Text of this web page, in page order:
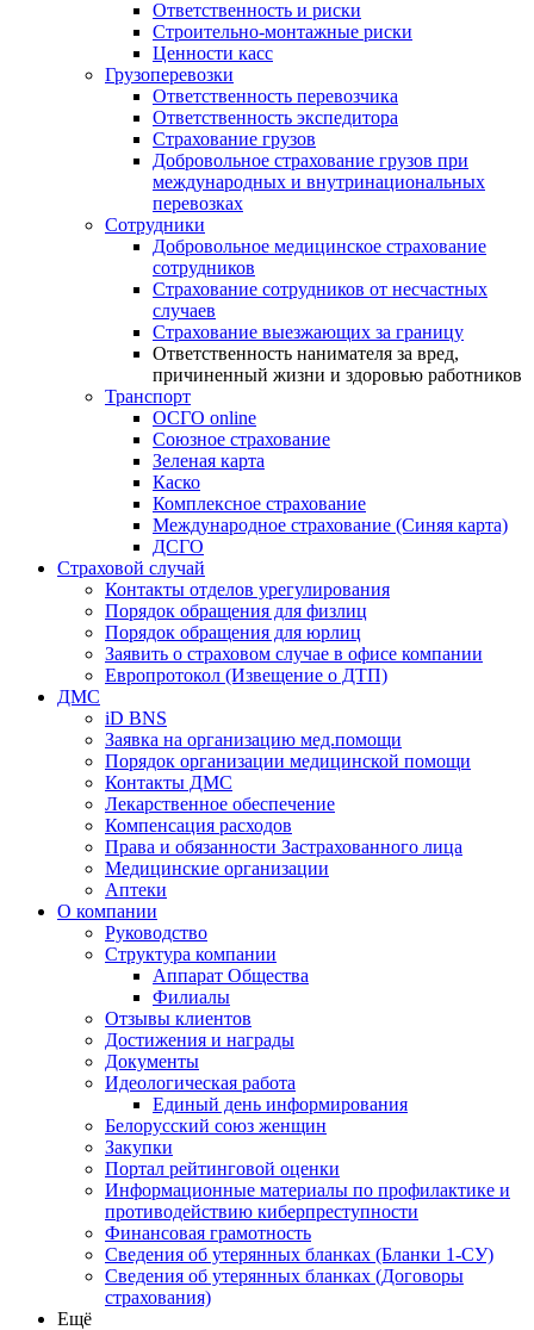
Ответственность и риски
Строительно-монтажные риски
Ценности касс
Грузоперевозки
Ответственность перевозчика
Ответственность экспедитора
Страхование грузов
Добровольное страхование грузов при
международных и внутринациональных
перевозках
Сотрудники
Добровольное медицинское страхование
сотрудников
Страхование сотрудников от несчастных
случаев
Страхование выезжающих за границу
Ответственность нанимателя за вред,
причиненный жизни и здоровью работников
Транспорт
ОСГО online
Союзное страхование
Зеленая карта
Каско
Комплексное страхование
Международное страхование (Синяя карта)
ДСГО
Страховой случай
Контакты отделов урегулирования
Порядок обращения для физлиц
Порядок обращения для юрлиц
Заявить о страховом случае в офисе компании
Европротокол (Извещение о ДТП)
ДМС
iD BNS
Заявка на организацию мед.помощи
Порядок организации медицинской помощи
Контакты ДМС
Лекарственное обеспечение
Компенсация расходов
Права и обязанности Застрахованного лица
Медицинские организации
Аптеки
О компании
Руководство
Структура компании
Аппарат Общества
Филиалы
Отзывы клиентов
Достижения и награды
Документы
Идеологическая работа
Единый день информирования
Белорусский союз женщин
Закупки
Портал рейтинговой оценки
Информационные материалы по профилактике и
противодействию киберпреступности
Финансовая грамотность
Сведения об утерянных бланках (Бланки 1-СУ)
Сведения об утерянных бланках (Договоры
страхования)
Ещё